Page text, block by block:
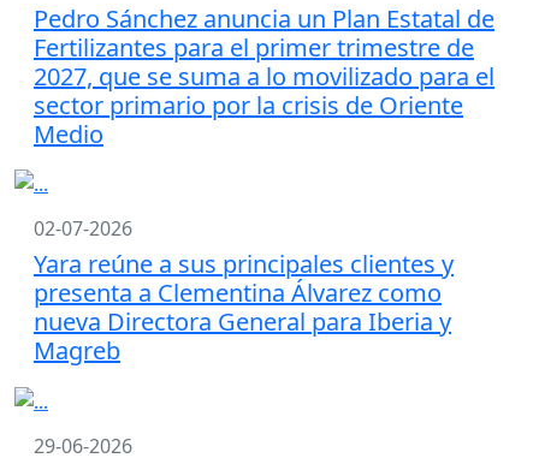
Pedro Sánchez anuncia un Plan Estatal de
Fertilizantes para el primer trimestre de
2027, que se suma a lo movilizado para el
sector primario por la crisis de Oriente
Medio
02-07-2026
Yara reúne a sus principales clientes y
presenta a Clementina Álvarez como
nueva Directora General para Iberia y
Magreb
29-06-2026